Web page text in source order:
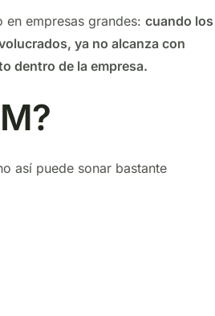
empresas grandes: cuando los
ya no alcanza con
dentro de la empresa.
así puede sonar bastante